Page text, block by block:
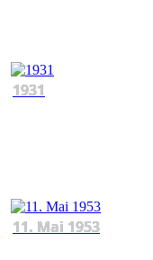
1931
11. Mai 1953